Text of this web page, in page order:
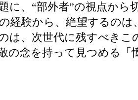
に、“部外者”の視点から
経験から、絶望するのは
は、次世代に残すべきこ
の念を持って見つめる「